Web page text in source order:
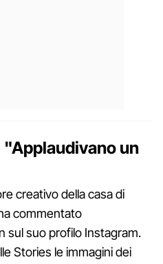
un
creativo della casa di
commentato
sul suo profilo Instagram.
Stories le immagini dei